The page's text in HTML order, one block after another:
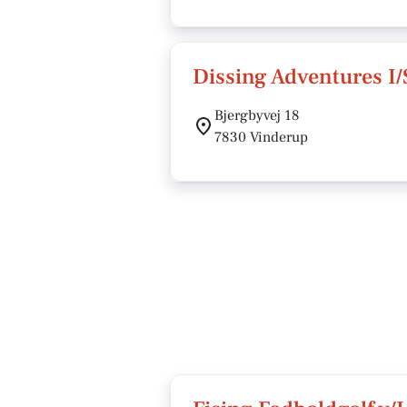
Dissing Adventures I/
Bjergbyvej 18
7830 Vinderup